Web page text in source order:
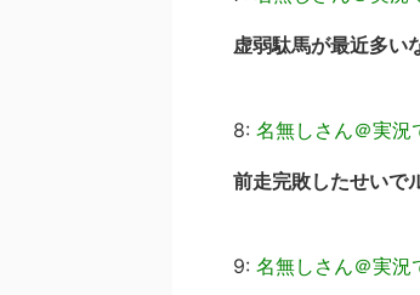
虚弱駄馬が最近多い
8: 名無しさん＠実況
前走完敗したせいで
9: 名無しさん＠実況